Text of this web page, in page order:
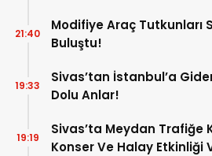
Modifiye Araç Tutkunları
Buluştu!
21:40
Sivas’tan İstanbul’a
Dolu Anlar!
19:33
Sivas’ta Meydan Trafiğe
Konser Ve Halay Etkinliği
19:19